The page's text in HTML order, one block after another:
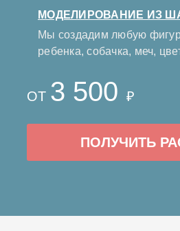
МОДЕЛИРОВАНИЕ ИЗ
Мы создадим любую
ребенка, собачка, меч,
ОТ 3 500 ₽
ПОЛУЧИТЬ